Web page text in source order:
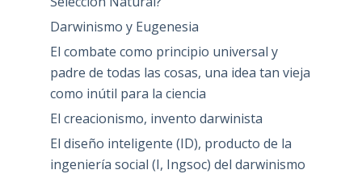
Darwinismo y Eugenesia
El combate como principio universal y
padre de todas las cosas, una idea tan vieja
como inútil para la ciencia
El creacionismo, invento darwinista
El diseño inteligente (ID), producto de la
ingeniería social (I, Ingsoc) del darwinismo